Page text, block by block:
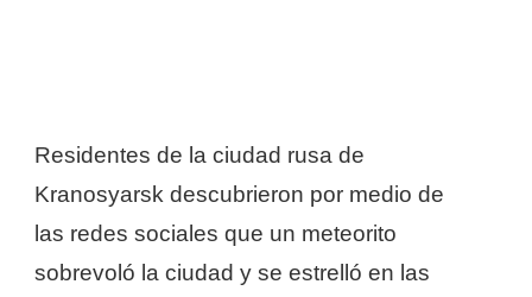
Residentes de la ciudad rusa de
Kranosyarsk descubrieron por medio de
las redes sociales que un meteorito
sobrevoló la ciudad y se estrelló en las